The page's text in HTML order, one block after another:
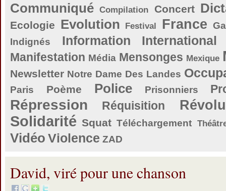
Communiqué Compilation Concert
Ecologie Evolution Festival France
Indignés
Information International
Manifestation Média Mensonges Mexique
Newsletter Notre Dame Des Landes
Paris Poème Police Prisonniers
Répression Réquisition
Solidarité Squat Téléchargement
Vidéo Violence ZAD
David, viré pour une chanson